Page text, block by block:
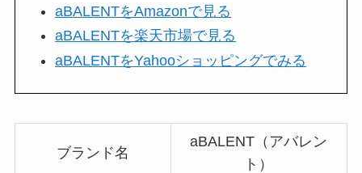
aBALENTをAmazonで見る
aBALENTを楽天市場で見る
aBALENTをYahooショッピングでみる
ブランド名
aBALENT（アバレン
ト）